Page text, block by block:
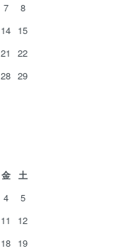
7
8
14 15
21
22
28 29
金
土
4
5
11
12
18 19